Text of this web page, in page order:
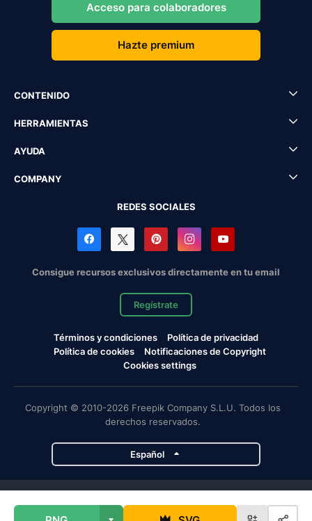
Acceso para colaboradores
Hazte premium
CONTENIDO
HERRAMIENTAS
AYUDA
COMPANY
REDES SOCIALES
Consigue recursos exclusivos directamente en tu email
Regístrate
Términos y condiciones
Política de privacidad
Política de cookies
Notificaciones de Copyright
Cookies settings
Copyright © 2010-2026 Freepik Company S.L.U. Todos los
derechos reservados.
Español